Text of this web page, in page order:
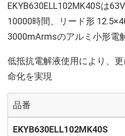
EKYB630ELL102MK40Sは
10000時間、リード形
3000mArmsのアルミ小形電
低抵抗電解液使用により、
命化を実現
品番
EKYB630ELL102MK40S